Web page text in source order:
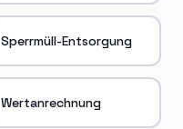
Sperrmüll-Entsorgung
Wertanrechnung